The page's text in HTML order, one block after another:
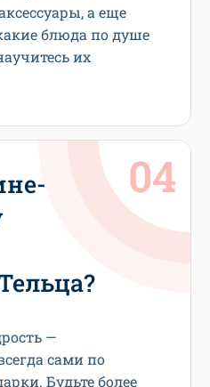
а еще
блюда по душе
их
—
сами по
Будьте более